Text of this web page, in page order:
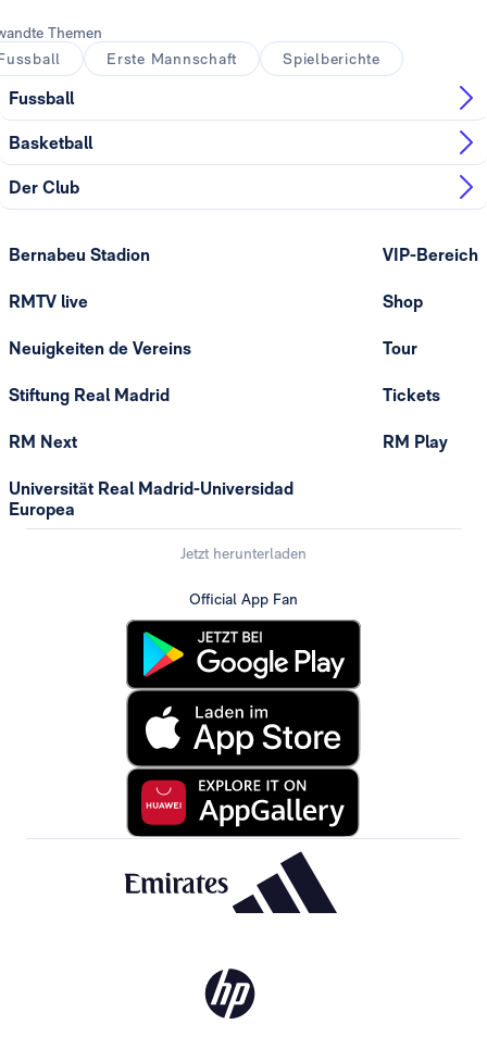
Themen
Erste Mannschaft Spielberichte
Fussball
Basketball
Der Club
Bernabeu Stadion
RMTV live
Neuigkeiten de Vereins
Stiftung Real Madrid
RM Next
Universität Real Madrid-Universidad
Europea
VIP-Bereich
Shop
Tour
Tickets
RM Play
Jetzt herunterladen
Official App Fan